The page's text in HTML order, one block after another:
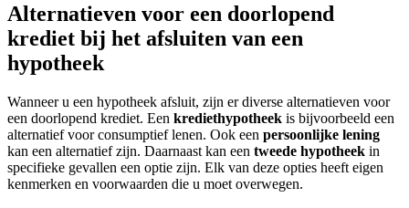
Alternatieven voor een doorlopend
krediet bij het afsluiten van een
hypotheek
Wanneer u een hypotheek afsluit, zijn er diverse alternatieven voor
een doorlopend krediet. Een krediethypotheek is bijvoorbeeld een
alternatief voor consumptief lenen. Ook een persoonlijke lening
kan een alternatief zijn. Daarnaast kan een tweede hypotheek in
specifieke gevallen een optie zijn. Elk van deze opties heeft eigen
kenmerken en voorwaarden die u moet overwegen.